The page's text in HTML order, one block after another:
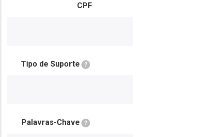
CPF
Tipo de Suporte ?
Palavras-Chave ?